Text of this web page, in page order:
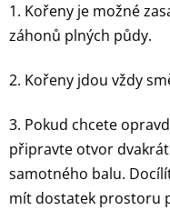
1. Kořeny je možné
záhonů plných půdy.
2. Kořeny jdou vždy
3. Pokud chcete
připravte otvor
samotného balu.
mít dostatek prostoru